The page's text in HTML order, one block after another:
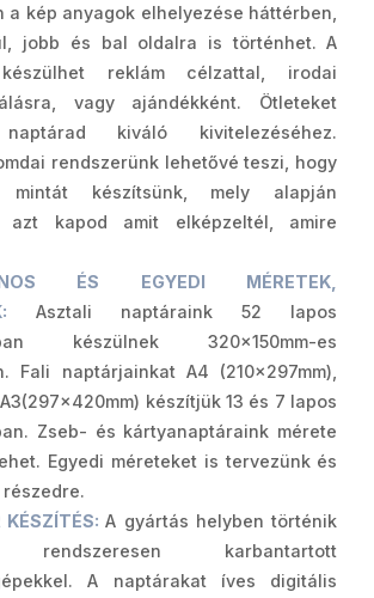
a kép anyagok elhelyezése háttérben,
jobb és bal oldalra is történhet. A
reklám célzattal, irodai
vagy ajándékként. Ötleteket
kiváló kivitelezéséhez.
rendszerünk lehetővé teszi, hogy
mintát készítsünk, mely alapján
azt kapod amit elképzeltél, amire
ÉS EGYEDI MÉRETEK,
Asztali naptáraink 52 lapos
készülnek 320x150mm-es
Fali naptárjainkat A4 (210x297mm),
készítjük 13 és 7 lapos
Zseb- és kártyanaptáraink mérete
Egyedi méreteket is tervezünk és
KÉSZÍTÉS:A gyártás helyben történik
rendszeresen karbantartott
A naptárakat íves digitális